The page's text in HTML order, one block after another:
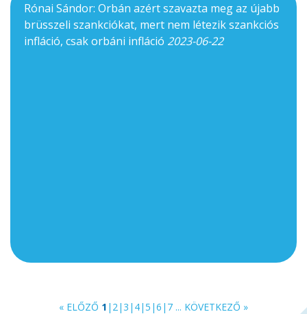
Rónai Sándor: Orbán azért szavazta meg az újabb
brüsszeli szankciókat, mert nem létezik szankciós
infláció, csak orbáni infláció 2023-06-22
« ELŐZŐ 1 | 2 |3 | 4|5 |6 | 7 ... KÖVETKEZŐ »